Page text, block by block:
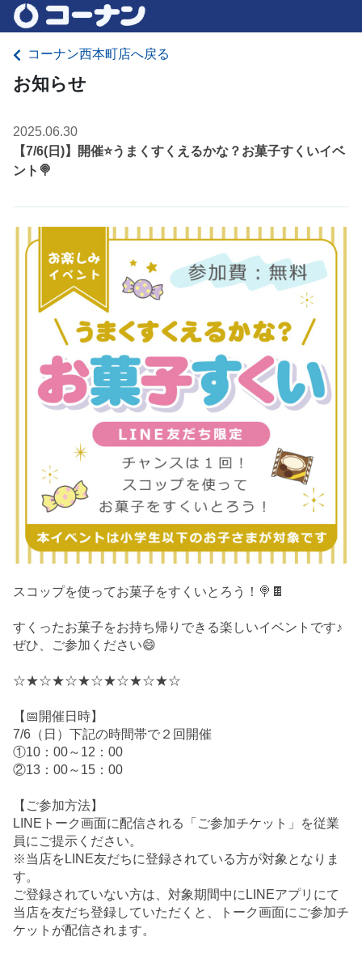
コーナン西本町店へ戻る
お知らせ
2025.06.30
【7/6(日)】開催⭐️うまくすくえるかな？お菓子すくいイベ
ント🍭
スコップを使ってお菓子をすくいとろう！🍭🍫
すくったお菓子をお持ち帰りできる楽しいイベントです♪
ぜひ、ご参加ください😄
☆★☆★☆★☆★☆★☆★☆
【📅開催日時】
7/6（日）下記の時間帯で２回開催
①10：00～12：00
②13：00～15：00
【ご参加方法】
LINEトーク画面に配信される「ご参加チケット」を従業
員にご提示ください。
※当店をLINE友だちに登録されている方が対象となりま
す。
ご登録されていない方は、対象期間中にLINEアプリにて
当店を友だち登録していただくと、トーク画面にご参加チ
ケットが配信されます。